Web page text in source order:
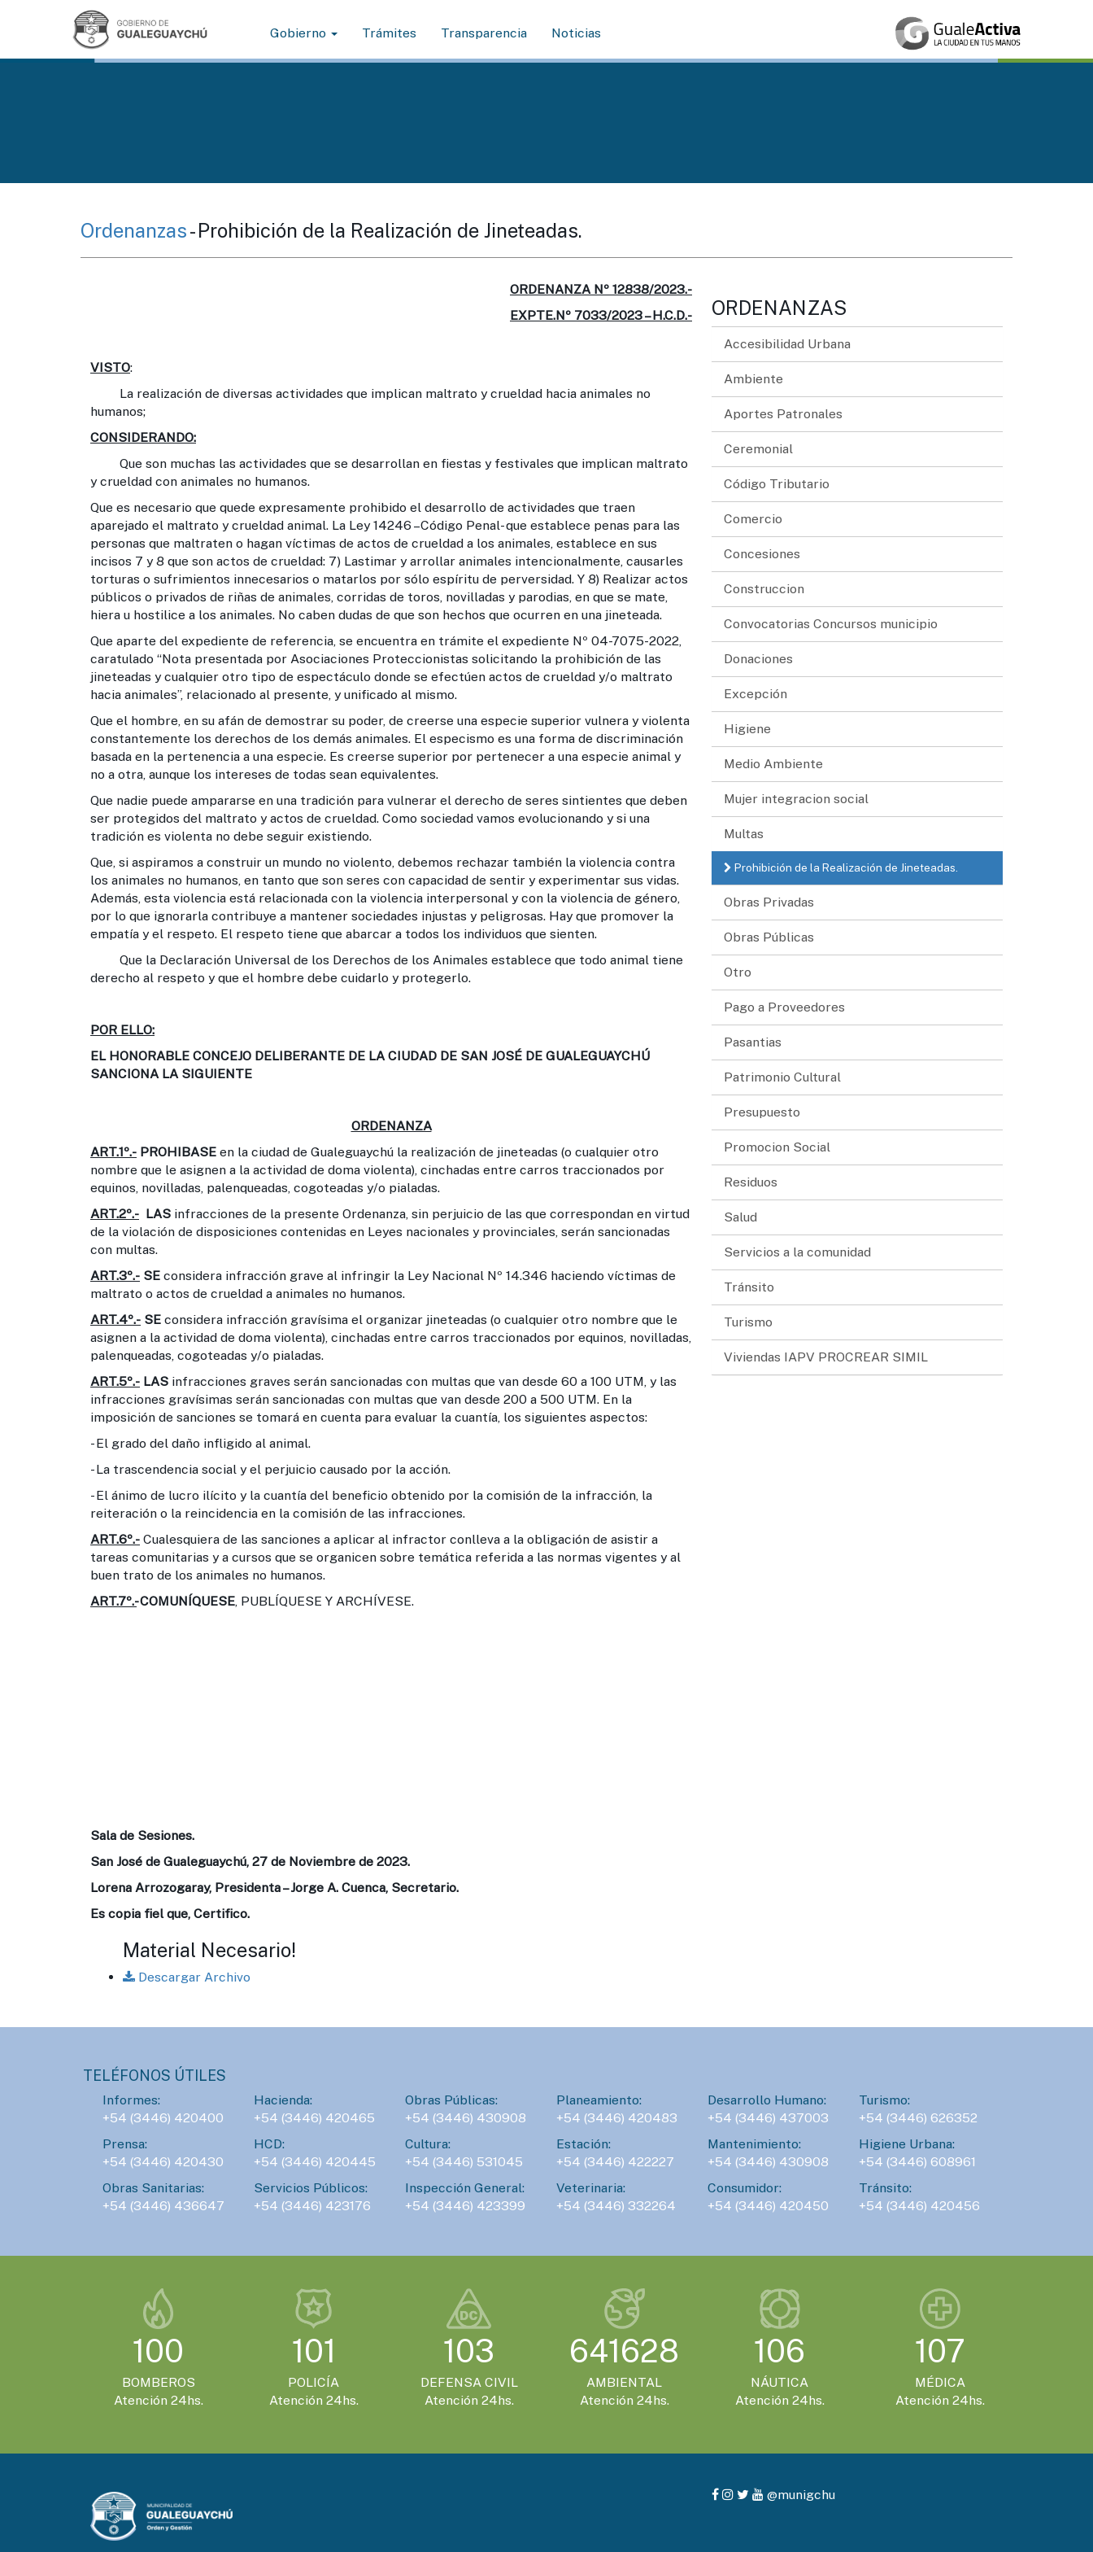
Gobierno Trámites Transparencia Noticias
Ordenanzas- Prohibición de la Realización de Jineteadas.
ORDENANZA Nº 12838/2023.-
EXPTE.Nº 7033/2023 – H.C.D.-
VISTO:
La realización de diversas actividades que implican maltrato y crueldad hacia animales no
humanos;
CONSIDERANDO:
Que son muchas las actividades que se desarrollan en fiestas y festivales que implican maltrato
y crueldad con animales no humanos.
Que es necesario que quede expresamente prohibido el desarrollo de actividades que traen
aparejado el maltrato y crueldad animal. La Ley 14246 –Código Penal- que establece penas para las
personas que maltraten o hagan víctimas de actos de crueldad a los animales, establece en sus
incisos 7 y 8 que son actos de crueldad: 7) Lastimar y arrollar animales intencionalmente, causarles
torturas o sufrimientos innecesarios o matarlos por sólo espíritu de perversidad. Y 8) Realizar actos
públicos o privados de riñas de animales, corridas de toros, novilladas y parodias, en que se mate,
hiera u hostilice a los animales. No caben dudas de que son hechos que ocurren en una jineteada.
Que aparte del expediente de referencia, se encuentra en trámite el expediente Nº 04-7075-2022,
caratulado “Nota presentada por Asociaciones Proteccionistas solicitando la prohibición de las
jineteadas y cualquier otro tipo de espectáculo donde se efectúen actos de crueldad y/o maltrato
hacia animales”, relacionado al presente, y unificado al mismo.
Que el hombre, en su afán de demostrar su poder, de creerse una especie superior vulnera y violenta
constantemente los derechos de los demás animales. El especismo es una forma de discriminación
basada en la pertenencia a una especie. Es creerse superior por pertenecer a una especie animal y
no a otra, aunque los intereses de todas sean equivalentes.
Que nadie puede ampararse en una tradición para vulnerar el derecho de seres sintientes que deben
ser protegidos del maltrato y actos de crueldad. Como sociedad vamos evolucionando y si una
tradición es violenta no debe seguir existiendo.
Que, si aspiramos a construir un mundo no violento, debemos rechazar también la violencia contra
los animales no humanos, en tanto que son seres con capacidad de sentir y experimentar sus vidas.
Además, esta violencia está relacionada con la violencia interpersonal y con la violencia de género,
por lo que ignorarla contribuye a mantener sociedades injustas y peligrosas. Hay que promover la
empatía y el respeto. El respeto tiene que abarcar a todos los individuos que sienten.
Que la Declaración Universal de los Derechos de los Animales establece que todo animal tiene
derecho al respeto y que el hombre debe cuidarlo y protegerlo.
POR ELLO:
EL HONORABLE CONCEJO DELIBERANTE DE LA CIUDAD DE SAN JOSÉ DE GUALEGUAYCHÚ
SANCIONA LA SIGUIENTE
ORDENANZA
ART.1º.- PROHIBASE en la ciudad de Gualeguaychú la realización de jineteadas (o cualquier otro
nombre que le asignen a la actividad de doma violenta), cinchadas entre carros traccionados por
equinos, novilladas, palenqueadas, cogoteadas y/o pialadas.
ART.2º.- LAS infracciones de la presente Ordenanza, sin perjuicio de las que correspondan en virtud
de la violación de disposiciones contenidas en Leyes nacionales y provinciales, serán sancionadas
con multas.
ART.3º.- SE considera infracción grave al infringir la Ley Nacional Nº 14.346 haciendo víctimas de
maltrato o actos de crueldad a animales no humanos.
ART.4º.- SE considera infracción gravísima el organizar jineteadas (o cualquier otro nombre que le
asignen a la actividad de doma violenta), cinchadas entre carros traccionados por equinos, novilladas,
palenqueadas, cogoteadas y/o pialadas.
ART.5º.- LAS infracciones graves serán sancionadas con multas que van desde 60 a 100 UTM, y las
infracciones gravísimas serán sancionadas con multas que van desde 200 a 500 UTM. En la
imposición de sanciones se tomará en cuenta para evaluar la cuantía, los siguientes aspectos:
- El grado del daño infligido al animal.
- La trascendencia social y el perjuicio causado por la acción.
- El ánimo de lucro ilícito y la cuantía del beneficio obtenido por la comisión de la infracción, la
reiteración o la reincidencia en la comisión de las infracciones.
ART.6º.- Cualesquiera de las sanciones a aplicar al infractor conlleva a la obligación de asistir a
tareas comunitarias y a cursos que se organicen sobre temática referida a las normas vigentes y al
buen trato de los animales no humanos.
ART.7º.-COMUNÍQUESE, PUBLÍQUESE Y ARCHÍVESE.
Sala de Sesiones.
San José de Gualeguaychú, 27 de Noviembre de 2023.
Lorena Arrozogaray, Presidenta – Jorge A. Cuenca, Secretario.
Es copia fiel que, Certifico.
Material Necesario!
Descargar Archivo
ORDENANZAS
Accesibilidad Urbana
Ambiente
Aportes Patronales
Ceremonial
Código Tributario
Comercio
Concesiones
Construccion
Convocatorias Concursos municipio
Donaciones
Excepción
Higiene
Medio Ambiente
Mujer integracion social
Multas
Prohibición de la Realización de Jineteadas.
Obras Privadas
Obras Públicas
Otro
Pago a Proveedores
Pasantias
Patrimonio Cultural
Presupuesto
Promocion Social
Residuos
Salud
Servicios a la comunidad
Tránsito
Turismo
Viviendas IAPV PROCREAR SIMIL
TELÉFONOS ÚTILES
Informes:
+54 (3446) 420400
Hacienda:
+54 (3446) 420465
Obras Públicas:
+54 (3446) 430908
Planeamiento:
+54 (3446) 420483
Desarrollo Humano:
+54 (3446) 437003
Turismo:
+54 (3446) 626352
Prensa:
+54 (3446) 420430
HCD:
+54 (3446) 420445
Cultura:
+54 (3446) 531045
Estación:
+54 (3446) 422227
Mantenimiento:
+54 (3446) 430908
Higiene Urbana:
+54 (3446) 608961
Obras Sanitarias:
+54 (3446) 436647
Servicios Públicos:
+54 (3446) 423176
Inspección General:
+54 (3446) 423399
Veterinaria:
+54 (3446) 332264
Consumidor:
+54 (3446) 420450
Tránsito:
+54 (3446) 420456
100
BOMBEROS
Atención 24hs.
101
POLICÍA
Atención 24hs.
103
DEFENSA CIVIL
Atención 24hs.
641628
AMBIENTAL
Atención 24hs.
106
NÁUTICA
Atención 24hs.
107
MÉDICA
Atención 24hs.
@munigchu